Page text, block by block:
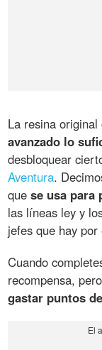
La resina
avanzado lo
desbloquear
Aventura.
quese usa para
las líneas ley y
jefes que hay por
Cuando
recompensa, pero
gastar puntos